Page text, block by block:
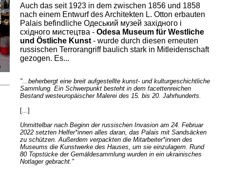
Auch das seit 1923 in dem zwischen 1856 und 1858
nach einem Entwurf des Architekten L. Otton erbauten
Palais befindliche Одеський музей західного і
східного мистецтва - Odesa Museum für Westliche
und Östliche Kunst- wurde durch diesen erneuten
russischen Terrorangriff baulich stark in Mitleidenschaft
gezogen. Es...
"...beherbergt eine breit aufgestellte kunst- und kulturgeschichtliche
Sammlung. Ein Schwerpunkt besteht in dem facettenreichen
Bestand westeuropäischer Malerei des 15. bis 20. Jahrhunderts.
[...]
Unmittelbar nach Beginn der russischen Invasion am 24. Februar
2022 setzten Helfer*innen alles daran, das Palais mit Sandsäcken
zu schützen. Außerdem verpackten die Mitarbeiter*innen des
Museums die Kunstwerke des Hauses, um sie einzulagern. Rund
80 Topstücke der Gemäldesammlung wurden in ein ukrainisches
Notlager gebracht."